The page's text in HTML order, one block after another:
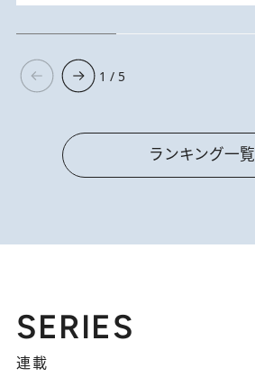
1 / 5
ランキング一覧
SERIES
連載